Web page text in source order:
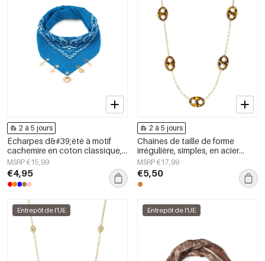
2 à 5 jours
Écharpes d&#39;été à motif
cachemire en coton classique,
accessoires du quotidien
MSRP €15,99
€4,95
2 à 5 jours
Chaînes de taille de forme
irrégulière, simples, en acier
inoxydable, accessoires du
quotidien
MSRP €17,99
€5,50
Entrepôt de l'UE Entrepôt de l'UE